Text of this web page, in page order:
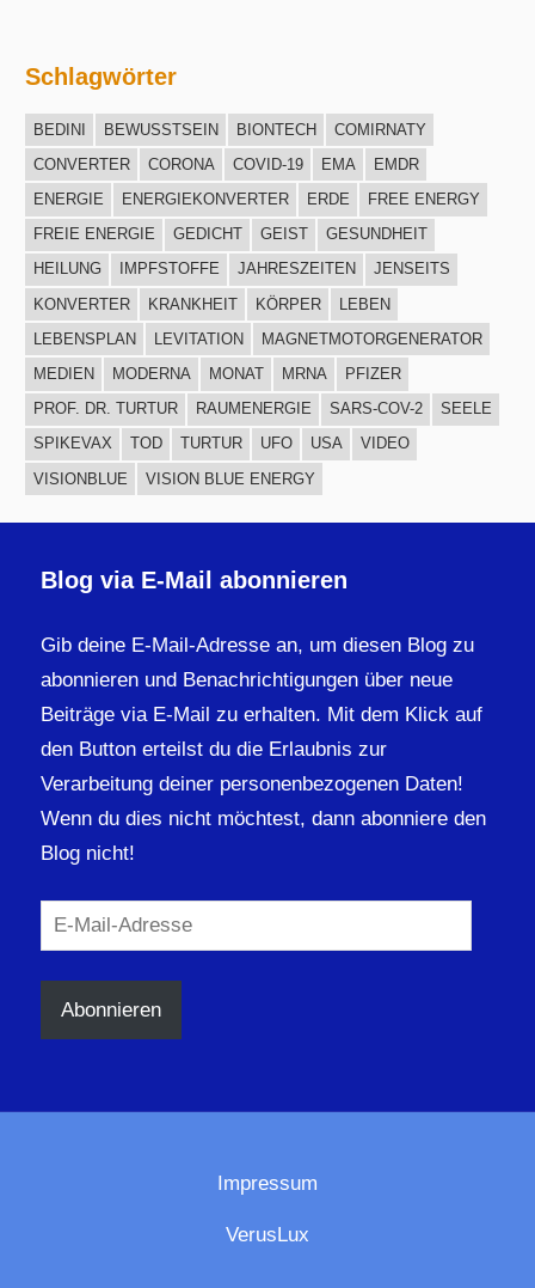
Schlagwörter
BEDINI BEWUSSTSEIN BIONTECH
COMIRNATY
CONVERTER
CORONA COVID-19 EMA
EMDR
ENERGIE
ENERGIEKONVERTER ERDE
FREE ENERGY
FREIE ENERGIE
GEDICHT GEIST
GESUNDHEIT
HEILUNG
IMPFSTOFFE JAHRESZEITEN
JENSEITS
KONVERTER
KRANKHEIT KÖRPER
LEBEN
LEBENSPLAN
LEVITATION
MAGNETMOTORGENERATOR
MEDIEN
MODERNA MONAT MRNA
PFIZER
PROF. DR. TURTUR
RAUMENERGIE SARS-COV-2
SEELE
SPIKEVAX
TOD TURTUR UFO USA
VIDEO
VISIONBLUE
VISION BLUE ENERGY
Blog via E-Mail abonnieren
Gib deine E-Mail-Adresse an, um diesen Blog zu
abonnieren und Benachrichtigungen über neue
Beiträge via E-Mail zu erhalten. Mit dem Klick auf
den Button erteilst du die Erlaubnis zur
Verarbeitung deiner personenbezogenen Daten!
Wenn du dies nicht möchtest, dann abonniere den
Blog nicht!
E-
Mail-
Adresse
Abonnieren
Impressum
VerusLux